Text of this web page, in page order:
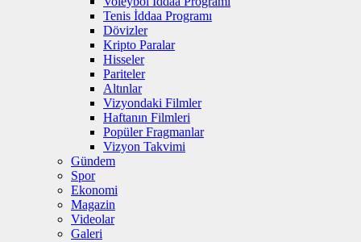
Tenis İddaa Programı
Dövizler
Kripto Paralar
Hisseler
Pariteler
Altınlar
Vizyondaki Filmler
Haftanın Filmleri
Popüler Fragmanlar
Vizyon Takvimi
Gündem
Spor
Ekonomi
Magazin
Videolar
Galeri